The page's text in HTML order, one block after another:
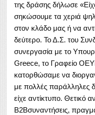
της δράσης δήλωσε
σηκώσουμε τα χεριά
στον κλάδο μας ή να
δεύτερο. Το Δ.Σ. του
συνεργασία με το
Greece, το Γραφείο
κατορθώσαμε να
με πολλές παράλληλες
είχε αντίκτυπο. Θετικό
Β2Βσυναντήσεις,